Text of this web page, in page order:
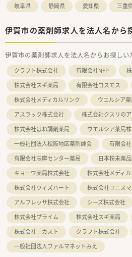
岐阜県 静岡県 愛知県 三重
伊賀市の薬剤師求人を法人名から
伊賀市の薬剤師求人を法人名からお探しい
クラフト株式会社 有限会社NFP
株式会社スギ薬局
有限会社コスモス
株式会社メディカルリンク
ウエルシア
アスラック株式会社
株式会社クスリの
株式会社はね調剤薬局
ウエルシア薬局
一般社団法人松阪地区薬剤師会
有限会
有限会社志摩センター薬局
日本粉末薬
キョーワ薬局株式会社
株式会社メディ
株式会社ウィズハート
株式会社ユニス
アルフレッサ株式会社
シーズ株式会社
株式会社プライム
株式会社スギ薬局
株式会社ニカスト
クラフト株式会社
一般社団法人ファルマネットみえ